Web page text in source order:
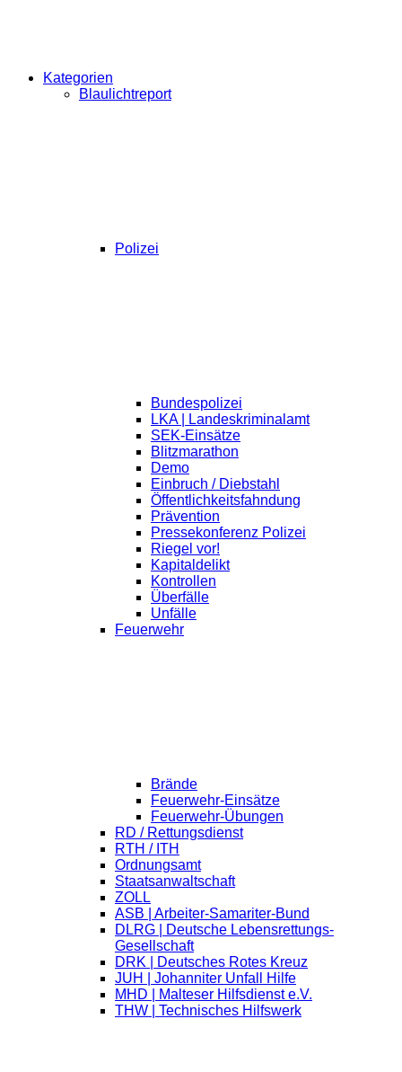
Kategorien
Blaulichtreport
Polizei
Bundespolizei
LKA | Landeskriminalamt
SEK-Einsätze
Blitzmarathon
Demo
Einbruch / Diebstahl
Öffentlichkeitsfahndung
Prävention
Pressekonferenz Polizei
Riegel vor!
Kapitaldelikt
Kontrollen
Überfälle
Unfälle
Feuerwehr
Brände
Feuerwehr-Einsätze
Feuerwehr-Übungen
RD / Rettungsdienst
RTH / ITH
Ordnungsamt
Staatsanwaltschaft
ZOLL
ASB | Arbeiter-Samariter-Bund
DLRG | Deutsche Lebensrettungs-
Gesellschaft
DRK | Deutsches Rotes Kreuz
JUH | Johanniter Unfall Hilfe
MHD | Malteser Hilfsdienst e.V.
THW | Technisches Hilfswerk